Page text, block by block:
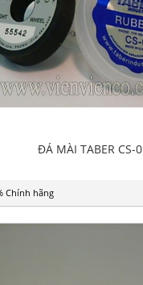
ĐÁ MÀI TABER CS-0
Chính hãng